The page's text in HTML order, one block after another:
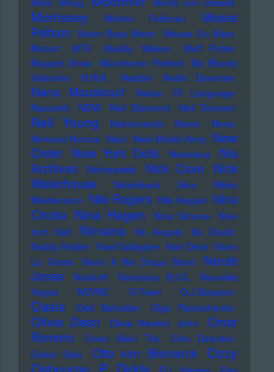
Morrissey Morton Feldman
Moses
Pelham
Motor Boys Motor
Mouse On Mars
Mozart
MTV Muddy Waters
Muff Potter
Muppet Show
Münchener Freiheit
My Bloody
Valentine
N.W.A. Naddel Nadin Deventer
Nana Mouskouri
Nation Of Language
Nazareth
NDW Neil Diamond Neil Tennant
Neil Young Nekromantix Nemo
Nena
Nervous Norvus Neu! New Model Army New
Order New York Dolls Newcleus
Nia
Archives
Nichtseattle Nick Cave
Nick
Waterhouse
Nickelback Nico
Nikko
Weidemann Nile Rogers Nils Keppel Nina
Chuba Nina Hagen Nina Simone
Nine
Inch Nail
Nirvana No Angels
No Doubt
Noddy Holder Noel Gallagher Noir Désir Nono
La Grinta
Noori & His Dorpa Band
Norah
Jones
Notdurft Notorious B.I.G.
Nouvelle
Vague
NSYNC O-Town O.J.Simpson
Oasis Odd Beholder Olga Reznichenko
Olivia Dean Olivia Newton John
Omar
Romero
Omer Klein Trio
One Direction
Oskar Sala
Otto von Bismarck Ozzy